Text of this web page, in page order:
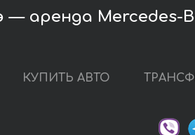
аренда Mercedes-
КУПИТЬ АВТО